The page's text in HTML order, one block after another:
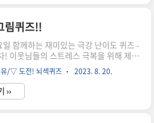
발휘해 보세요. 문제를 다 푸셨다면 아
확인으로↓↓↓ [퀴즈 정답 공개!!] 퀴즈
? '501호' 입니다. 세계 각국은 가로 3
로 무지개색 순서에 따라 빨강 1, 주황 2,
록 4, 파랑 5로 치환하고, 하양은 0으로
. 3색기 순서별 치환된 숫자에 따라..
림퀴즈!!
일 함께하는 재미있는 극강 난이도 퀴즈 -
! 이웃님들의 스트레스 극복을 위해 제공
강 난이도 퀴즈문제"입니다. 원래 힘이
힘든 일에 집중해서 아무 생각 안하는게
. 그래서 준비한 극강 퀴즈입니다. 골때
을 풀며 집중하다보면 어느새 삶의 고
/▽ 도전! 뇌섹퀴즈 2023. 8. 20.
››